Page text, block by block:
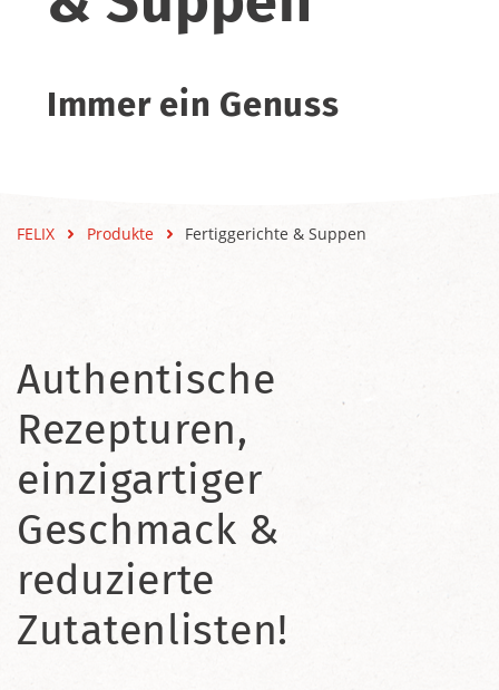
Immer ein Genuss
FELIX Produkte Fertiggerichte & Suppen
Authentische
Rezepturen,
einzigartiger
Geschmack &
reduzierte
Zutatenlisten!